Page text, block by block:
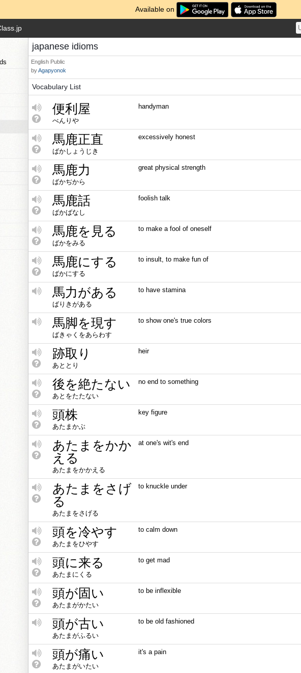
Available on
japanese idioms
English Public
byAgapyonok
Vocabulary List
便利屋
べんりや
handyman
馬鹿正直
ばかしょうじき
excessively honest
馬鹿力
ばかぢから
great physical strength
馬鹿話
ばかばなし
foolish talk
馬鹿を見る
ばかをみる
to make a fool of oneself
馬鹿にする
ばかにする
to insult, to make fun of
馬力がある
ばりきがある
to have stamina
馬脚を現す
ばきゃくをあらわす
to show one's true colors
跡取り
あととり
heir
後を絶たない
あとをたたない
no end to something
頭株
あたまかぶ
key figure
あたまをかか
える
あたまをかかえる
at one's wit's end
あたまをさげ
る
あたまをさげる
to knuckle under
頭を冷やす
あたまをひやす
to calm down
頭に来る
あたまにくる
to get mad
頭が固い
あたまがかたい
to be inflexible
頭が古い
あたまがふるい
to be old fashioned
頭が痛い
あたまがいたい
it's a pain